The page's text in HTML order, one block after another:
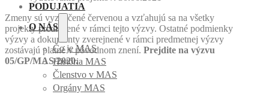
PODUJATIA
O NÁS
Čo je MAS
História MAS
Členstvo v MAS
Orgány MAS
Zmeny sú vyznačené červenou a vzťahujú sa na všetky
projekty predložené v rámci tejto výzvy. Ostatné podmienky
výzvy a dokumenty zverejnené v rámci predmetnej výzvy
zostávajú platné v pôvodnom znení. Prejdite na výzvu
05/GP/MAS/2020.